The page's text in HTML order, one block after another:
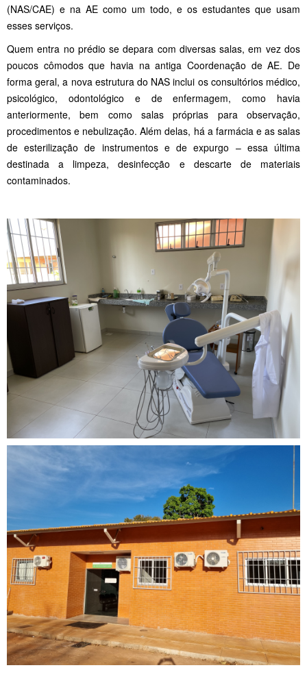
(NAS/CAE) e na AE como um todo, e os estudantes que usam
esses serviços.
Quem entra no prédio se depara com diversas salas, em vez dos
poucos cômodos que havia na antiga Coordenação de AE. De
forma geral, a nova estrutura do NAS inclui os consultórios médico,
psicológico, odontológico e de enfermagem, como havia
anteriormente, bem como salas próprias para observação,
procedimentos e nebulização. Além delas, há a farmácia e as salas
de esterilização de instrumentos e de expurgo – essa última
destinada a limpeza, desinfecção e descarte de materiais
contaminados.